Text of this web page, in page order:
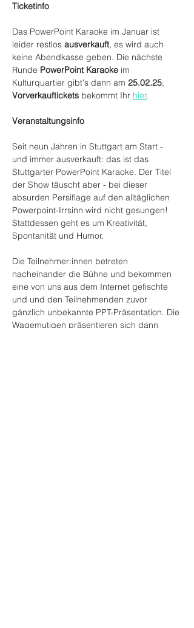
Ticketinfo
Das PowerPoint Karaoke im Januar ist
leider restlos ausverkauft, es wird auch
keine Abendkasse geben. Die nächste
Runde PowerPoint Karaoke im
Kulturquartier gibt's dann am 25.02.25,
Vorverkauftickets bekommt Ihr hier.
Veranstaltungsinfo
Seit neun Jahren in Stuttgart am Start -
und immer ausverkauft: das ist das
Stuttgarter PowerPoint Karaoke. Der Titel
der Show täuscht aber - bei dieser
absurden Persiflage auf den alltäglichen
Powerpoint-Irrsinn wird nicht gesungen!
Stattdessen geht es um Kreativität,
Spontanität und Humor.
Die Teilnehmer:innen betreten
nacheinander die Bühne und bekommen
eine von uns aus dem Internet gefischte
und und den Teilnehmenden zuvor
gänzlich unbekannte PPT-Präsentation. Die
Wagemutigen präsentieren sich dann